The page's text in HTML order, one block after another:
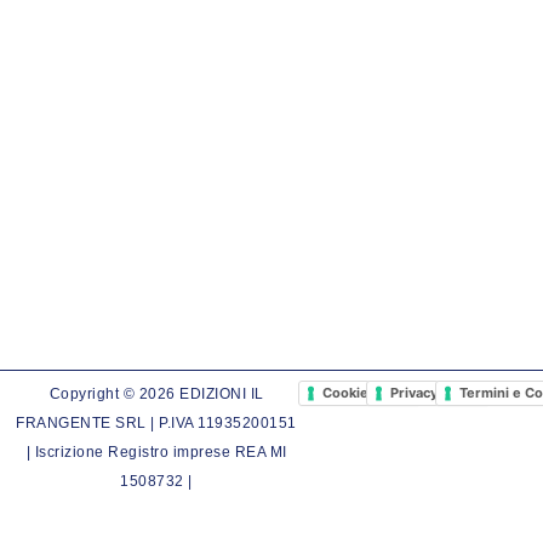
Copyright © 2026 EDIZIONI IL
FRANGENTE SRL | P.IVA 11935200151
| Iscrizione Registro imprese REA MI
1508732 |
Cookie PolicyPrivacy PolicyTermini e